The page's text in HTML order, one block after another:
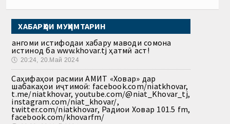
ХАБАРҲОИ МУҲИМТАРИН
Ҳангоми истифодаи хабару маводи сомона
истинод ба www.khovar.tj ҳатмӣ аст!
🕔 20:24, 20.Май 2024
Саҳифаҳои расмии АМИТ «Ховар» дар
шабакаҳои иҷтимоӣ: facebook.com/niatkhovar,
t.me/niatkhovar, youtube.com/@niat_Khovar_tj,
instagram.com/niat_khovar/,
twitter.com/niatkhovar, Радиои Ховар 101.5 fm,
facebook.com/khovarfm/